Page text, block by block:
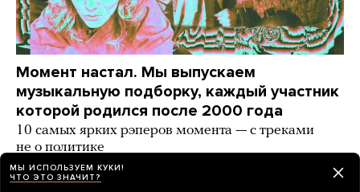
Момент настал. Мы выпускаем
музыкальную подборку, каждый участник
которой родился после 2000 года
10 самых ярких рэперов момента — с треками
не о политике
ИСТОРИИ день назад
МЫ ИСПОЛЬЗУЕМ КУКИ!
ЧТО ЭТО ЗНАЧИТ?